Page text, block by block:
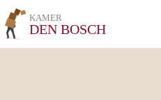
KAMER
DEN BOSCH